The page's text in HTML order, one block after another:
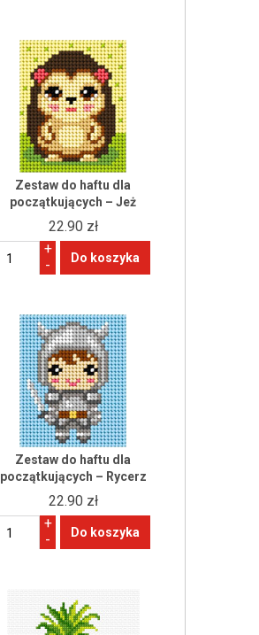
Zestaw do haftu dla
początkujących – Jeż
22.90 zł
+
-
Zestaw do haftu dla
początkujących – Rycerz
22.90 zł
+
-